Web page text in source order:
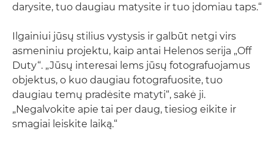
darysite, tuo daugiau matysite ir tuo įdomiau taps.“
Ilgainiui jūsų stilius vystysis ir galbūt netgi virs
asmeniniu projektu, kaip antai Helenos serija „Off
Duty“. „Jūsų interesai lems jūsų fotografuojamus
objektus, o kuo daugiau fotografuosite, tuo
daugiau temų pradėsite matyti“, sakė ji.
„Negalvokite apie tai per daug, tiesiog eikite ir
smagiai leiskite laiką.“